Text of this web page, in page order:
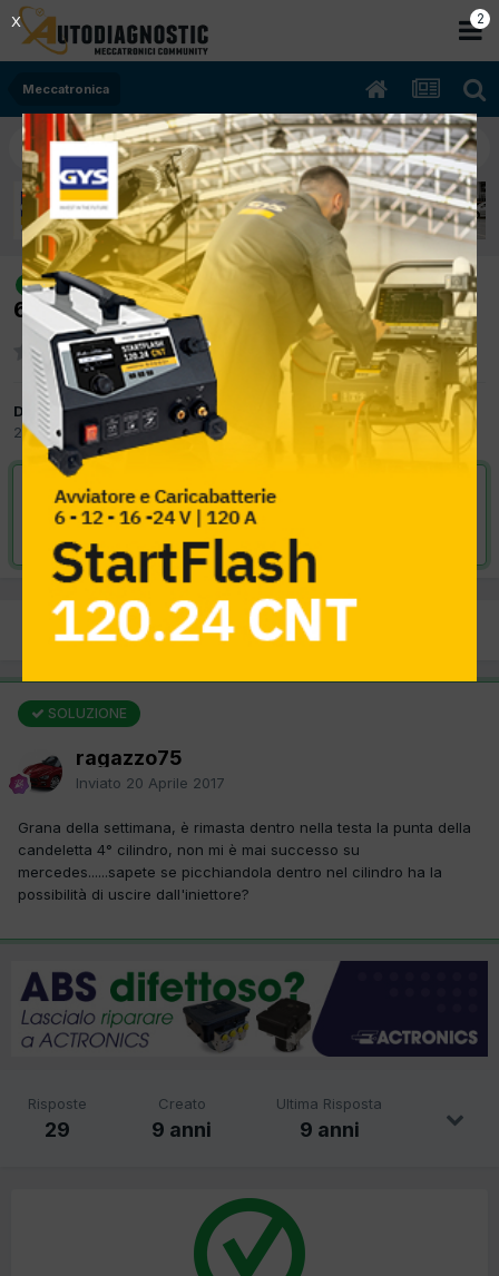
Meccatronica
risolto
[Mercedes Vito 111 10/2004 2148cc
646982 80Kw Diesel] Estrazione candeletta
Da ragazzo75
20 Aprile 2017inMeccatronica
VAI ALLA SOLUZIONE
Risolta da ragazzo75, 20 Aprile 2017
PREC Pagina 1 di 2
SOLUZIONE
ragazzo75
Inviato 20 Aprile 2017
Grana della settimana, è rimasta dentro nella testa la punta della
candeletta 4° cilindro, non mi è mai successo su
mercedes......sapete se picchiandola dentro nel cilindro ha la
possibilità di uscire dall'iniettore?
Risposte
29
Creato
9 anni
Ultima Risposta
9 anni
2
X